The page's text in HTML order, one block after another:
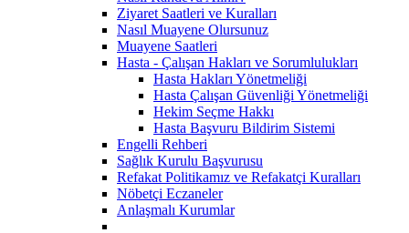
Ziyaret Saatleri ve Kuralları
Nasıl Muayene Olursunuz
Muayene Saatleri
Hasta - Çalışan Hakları ve Sorumlulukları
Hasta Hakları Yönetmeliği
Hasta Çalışan Güvenliği Yönetmeliği
Hekim Seçme Hakkı
Hasta Başvuru Bildirim Sistemi
Engelli Rehberi
Sağlık Kurulu Başvurusu
Refakat Politikamız ve Refakatçi Kuralları
Nöbetçi Eczaneler
Anlaşmalı Kurumlar